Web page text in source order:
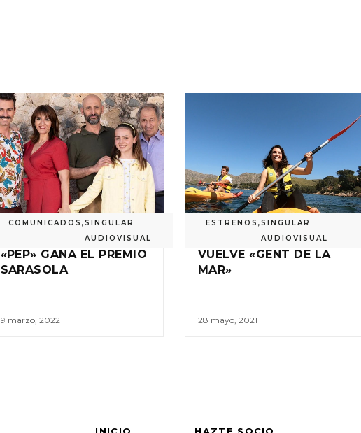
COMUNICADOS ,SINGULAR
AUDIOVISUAL
«PEP» GANA EL PREMIO
SARASOLA
9 marzo, 2022
ESTRENOS ,SINGULAR
AUDIOVISUAL
VUELVE «GENT DE LA
MAR»
28 mayo, 2021
INICIO HAZTE SOCIO